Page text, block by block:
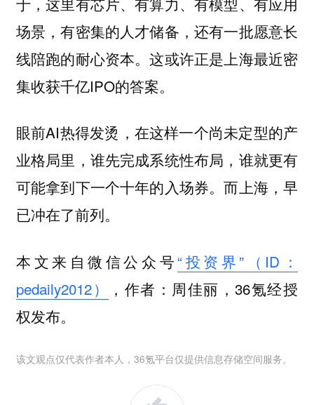
场景，有密集的人才储备，还有一批愿意长
线陪跑的耐心资本。这或许正是上海最近密
集收获千亿IPO的答案。
眼前AI热得发烫，在这样一个尚未定型的产
业格局里，谁先完成系统性布局，谁就更有
可能拿到下一个十年的入场券。而上海，早
已冲在了前列。
本文来自微信公众号“投资界”（ID：
pedaily2012）
，作者：周佳丽，36氪经授
权发布。
该文观点仅代表作者本人，36氪平台仅提供信息存储空间服务。